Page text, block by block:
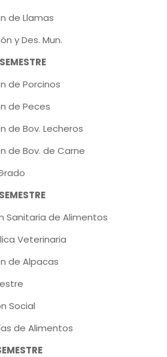
de Llamas
y Des. Mun.
SEMESTRE
de Porcinos
de Peces
de Bov. Lecheros
de Bov. de Carne
SEMESTRE
Sanitaria de Alimentos
Veterinaria
de Alpacas
Social
de Alimentos